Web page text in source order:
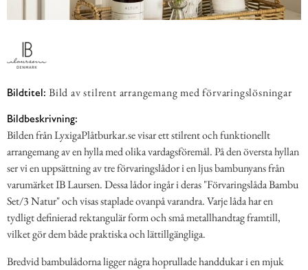
Bildtitel: Bild av stilrent arrangemang med förvaringslösningar
Bildbeskrivning:
Bilden från LyxigaPlåtburkar.se visar ett stilrent och funktionellt
arrangemang av en hylla med olika vardagsföremål. På den översta hyllan
ser vi en uppsättning av tre förvaringslådor i en ljus bambunyans från
varumärket IB Laursen. Dessa lådor ingår i deras "Förvaringslåda Bambu
Set/3 Natur" och visas staplade ovanpå varandra. Varje låda har en
tydligt definierad rektangulär form och små metallhandtag framtill,
vilket gör dem både praktiska och lättillgängliga.
Bredvid bambulådorna ligger några hoprullade handdukar i en mjuk